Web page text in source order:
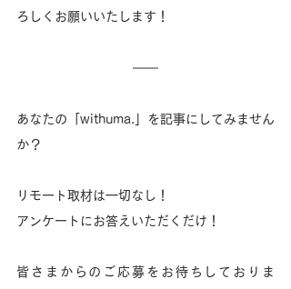
ろしくお願いいたします！
あなたの「withuma.」を記事にしてみません
か？
リモート取材は一切なし！
アンケートにお答えいただくだけ！
皆さまからのご応募をお待ちしておりま